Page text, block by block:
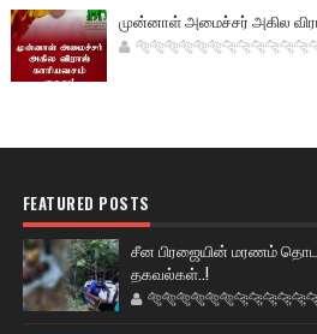
முன்னாள் அமைச்சர் அகில
FEATURED POSTS
சீன பிரஜையின் மரணம்
தகவல்கள்..!